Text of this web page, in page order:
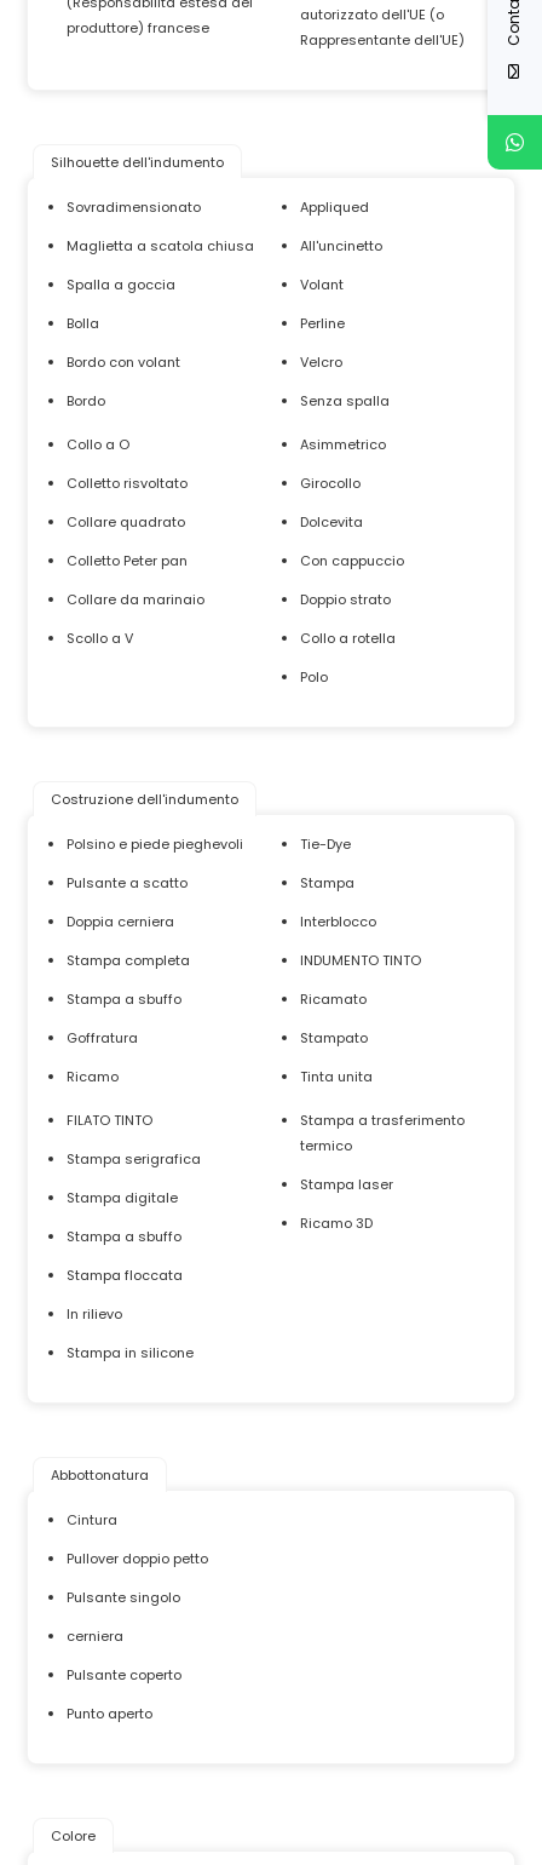
produttore) francese
autorizzato dell'UE (o
Rappresentante dell'UE)
Silhouette dell'indumento
Sovradimensionato
Maglietta a scatola chiusa
Spalla a goccia
Bolla
Bordo con volant
Bordo
Appliqued
All'uncinetto
Volant
Perline
Velcro
Senza spalla
Collo a O
Colletto risvoltato
Collare quadrato
Colletto Peter pan
Collare da marinaio
Scollo a V
Asimmetrico
Girocollo
Dolcevita
Con cappuccio
Doppio strato
Collo a rotella
Polo
Costruzione dell'indumento
Polsino e piede pieghevoli
Pulsante a scatto
Doppia cerniera
Stampa completa
Stampa a sbuffo
Goffratura
Ricamo
Tie-Dye
Stampa
Interblocco
INDUMENTO TINTO
Ricamato
Stampato
Tinta unita
FILATO TINTO
Stampa serigrafica
Stampa digitale
Stampa a sbuffo
Stampa floccata
In rilievo
Stampa in silicone
Stampa a trasferimento
termico
Stampa laser
Ricamo 3D
Abbottonatura
Cintura
Pullover doppio petto
Pulsante singolo
cerniera
Pulsante coperto
Punto aperto
Colore